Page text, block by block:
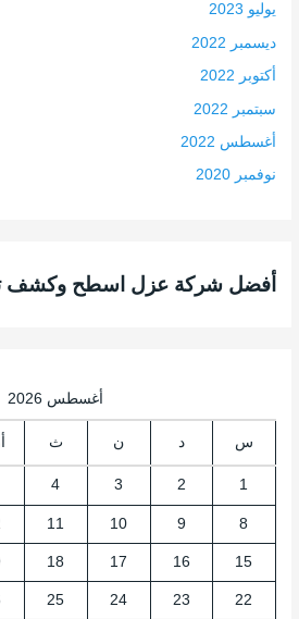
يوليو 2023
ديسمبر 2022
أكتوبر 2022
سبتمبر 2022
أغسطس 2022
نوفمبر 2020
أفضل شركة عزل اسطح وكشف
أغسطس 2026
س د ن ث
1
2
3
4
8
9
10
11
15
16
17
18
22
23
24
25